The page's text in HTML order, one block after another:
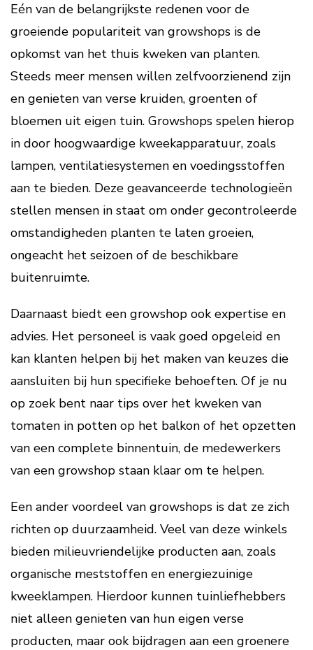
Eén van de belangrijkste redenen voor de
groeiende populariteit van growshops is de
opkomst van het thuis kweken van planten.
Steeds meer mensen willen zelfvoorzienend zijn
en genieten van verse kruiden, groenten of
bloemen uit eigen tuin. Growshops spelen hierop
in door hoogwaardige kweekapparatuur, zoals
lampen, ventilatiesystemen en voedingsstoffen
aan te bieden. Deze geavanceerde technologieën
stellen mensen in staat om onder gecontroleerde
omstandigheden planten te laten groeien,
ongeacht het seizoen of de beschikbare
buitenruimte.
Daarnaast biedt een growshop ook expertise en
advies. Het personeel is vaak goed opgeleid en
kan klanten helpen bij het maken van keuzes die
aansluiten bij hun specifieke behoeften. Of je nu
op zoek bent naar tips over het kweken van
tomaten in potten op het balkon of het opzetten
van een complete binnentuin, de medewerkers
van een growshop staan klaar om te helpen.
Een ander voordeel van growshops is dat ze zich
richten op duurzaamheid. Veel van deze winkels
bieden milieuvriendelijke producten aan, zoals
organische meststoffen en energiezuinige
kweeklampen. Hierdoor kunnen tuinliefhebbers
niet alleen genieten van hun eigen verse
producten, maar ook bijdragen aan een groenere